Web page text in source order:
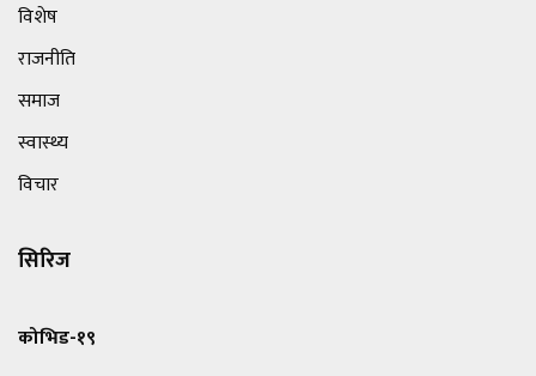
विशेष
राजनीति
समाज
स्वास्थ्य
विचार
सिरिज
कोभिड-१९